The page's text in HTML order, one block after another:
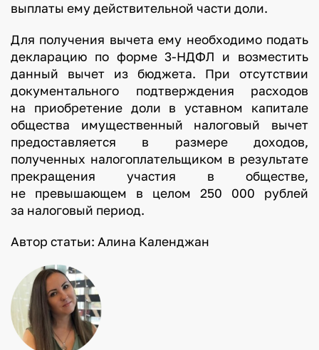
выплаты ему действительной части доли.
Для получения вычета ему необходимо подать
декларацию по форме 3-НДФЛ и возместить
данный вычет из бюджета. При отсутствии
документального подтверждения расходов
на приобретение доли в уставном капитале
общества имущественный налоговый вычет
предоставляется в размере доходов,
полученных налогоплательщиком в результате
прекращения участия в обществе,
не превышающем в целом 250 000 рублей
за налоговый период.
Автор статьи: Алина Календжан